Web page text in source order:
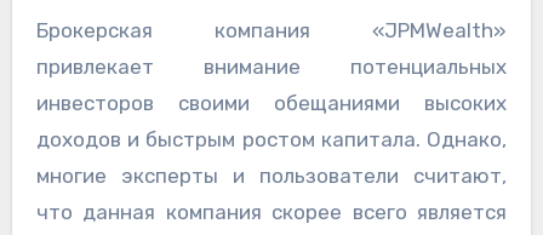
Брокерская компания «JPMWealth»
привлекает внимание потенциальных
инвесторов своими обещаниями высоких
доходов и быстрым ростом капитала. Однако,
многие эксперты и пользователи считают,
что данная компания скорее всего является